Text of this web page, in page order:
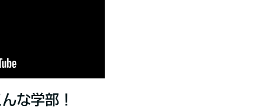
な学部！